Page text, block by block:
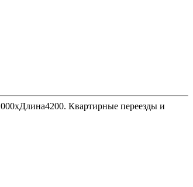
Квартирные переезды и